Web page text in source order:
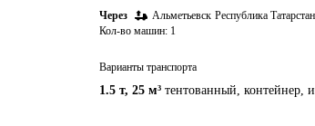
Через Альметьевск Республика
Кол-во машин: 1
Варианты транспорта
1.5 т, 25 м³ тентованный, контейнер,